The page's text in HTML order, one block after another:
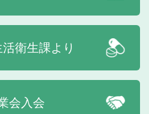
衛生課より
会入会